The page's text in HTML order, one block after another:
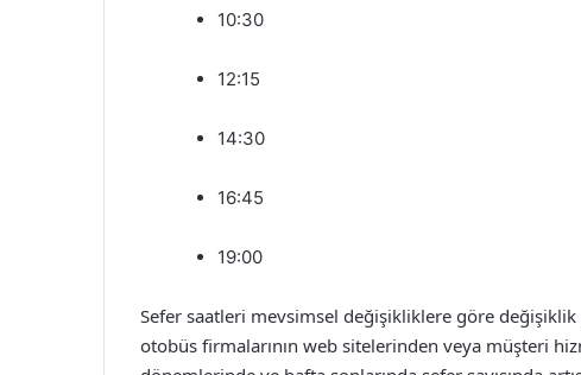
10:30
12:15
14:30
16:45
19:00
Sefer saatleri mevsimsel değişikliklere göre
otobüs firmalarının web sitelerinden veya müşteri